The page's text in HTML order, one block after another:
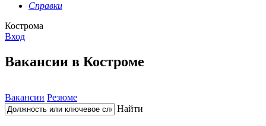
Справки
Кострома
Вход
Вакансии в Костроме
Вакансии Резюме
Найти